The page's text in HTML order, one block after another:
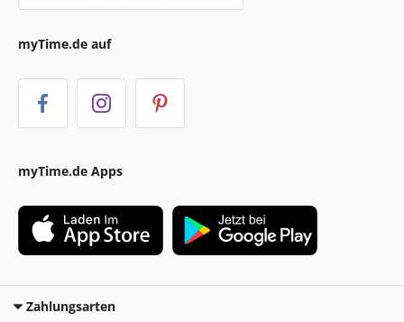
myTime.de auf
myTime.de Apps
Zahlungsarten